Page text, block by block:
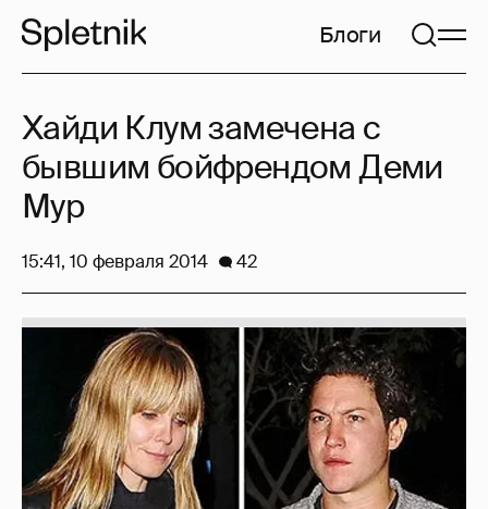
Блоги
Хайди Клум замечена с
бывшим бойфрендом Деми
Мур
15:41, 10 февраля 2014 42